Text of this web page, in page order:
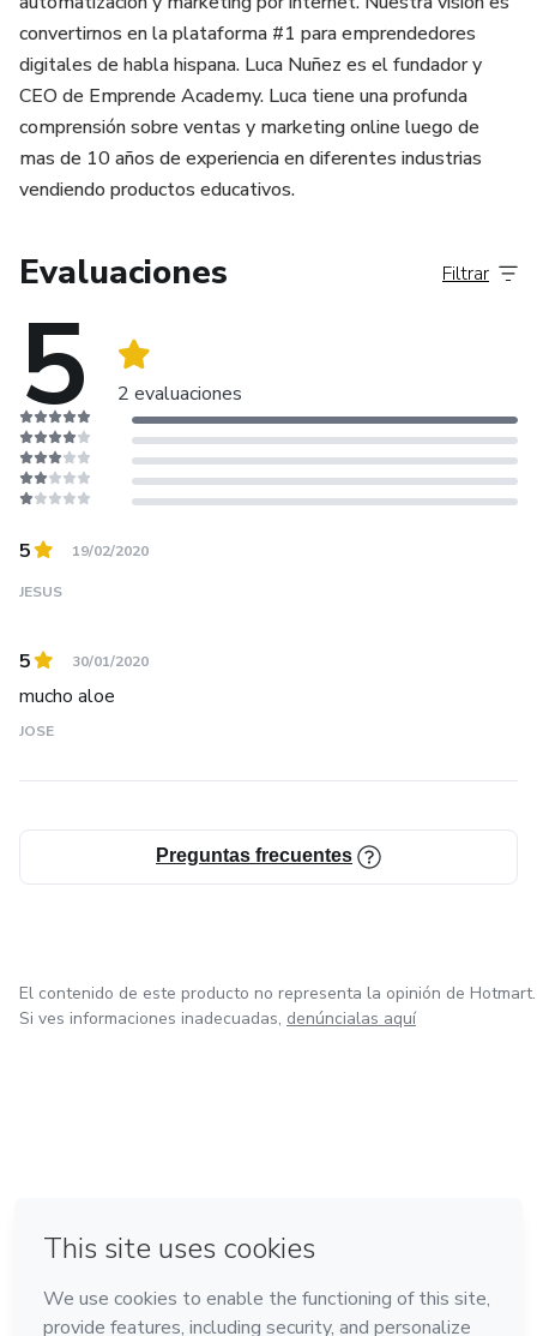
convertirnos en la plataforma #1 para emprendedores
digitales de habla hispana. Luca Nuñez es el fundador y
CEO de Emprende Academy. Luca tiene una profunda
comprensión sobre ventas y marketing online luego de
mas de 10 años de experiencia en diferentes industrias
vendiendo productos educativos.
Evaluaciones
5 2 evaluaciones
Filtrar
5 19/02/2020
JESUS
5 30/01/2020
mucho aloe
JOSE
Preguntas frecuentes
El contenido de este producto no representa la opinión de Hotmart.
Si ves informaciones inadecuadas, denúncialas aquí
Hecho con❤ en Belo Horizonte